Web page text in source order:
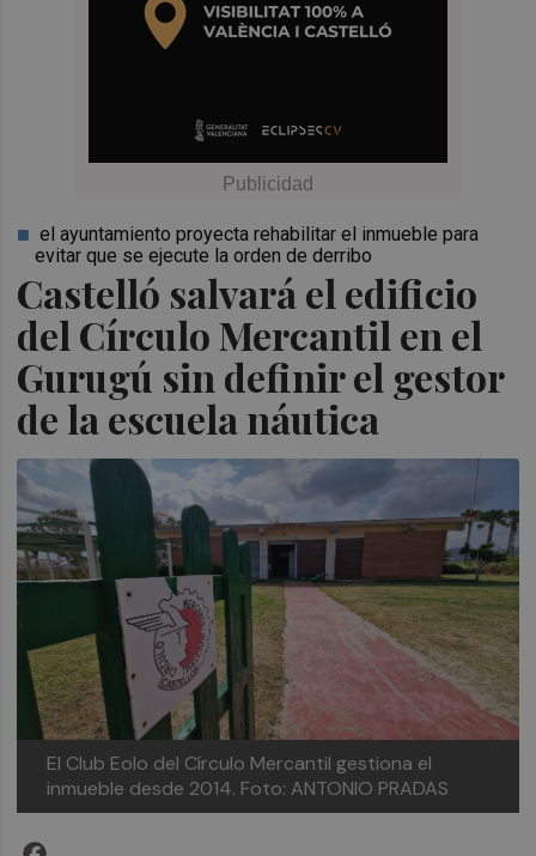
Castelló salvará el edificio
del Círculo Mercantil en el
Gurugú sin definir el gestor
de la escuela náutica
el ayuntamiento proyecta rehabilitar el inmueble para
evitar que se ejecute la orden de derribo
El Club Eolo del Círculo Mercantil gestiona el
inmueble desde 2014. Foto: ANTONIO PRADAS